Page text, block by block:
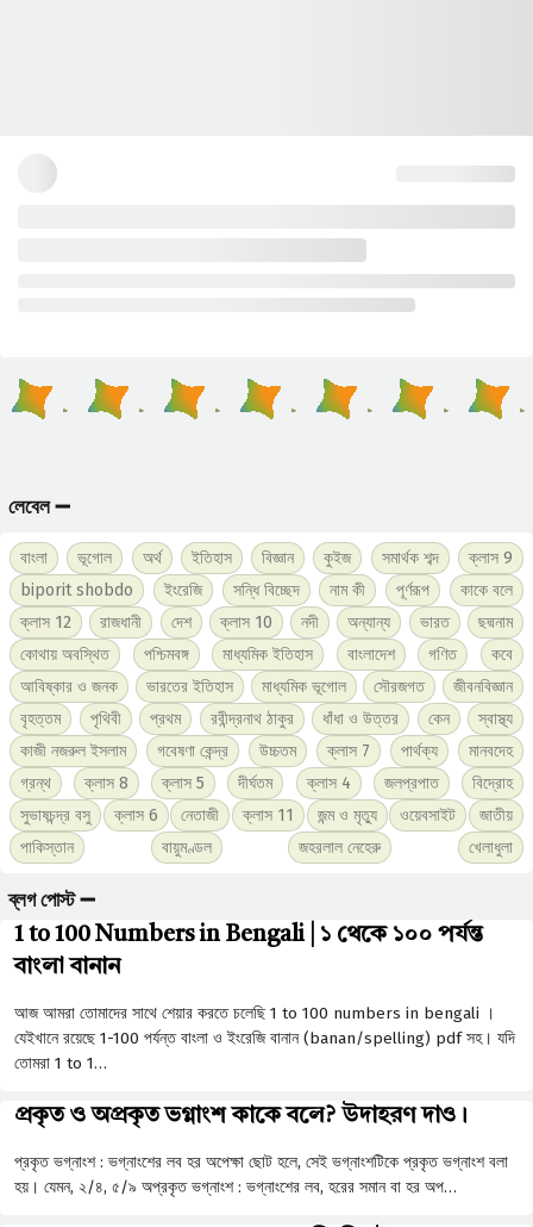
লেবেল ➖
বাংলা ভূগোল অর্থ ইতিহাস বিজ্ঞান কুইজ সমার্থক শব্দ
ক্লাস 9
biporit shobdo
ইংরেজি সন্ধি বিচ্ছেদ নাম কী পূর্ণরূপ
কাকে বলে
ক্লাস 12
রাজধানী দেশ ক্লাস 10 নদী অন্যান্য ভারত
ছদ্মনাম
কোথায় অবস্থিত
পশ্চিমবঙ্গ মাধ্যমিক ইতিহাস বাংলাদেশ গণিত
কবে
আবিষ্কার ও জনক
ভারতের ইতিহাস মাধ্যমিক ভূগোল সৌরজগত
জীবনবিজ্ঞান
বৃহত্তম
পৃথিবী প্রথম রবীন্দ্রনাথ ঠাকুর ধাঁধা ও উত্তর কেন
স্বাস্থ্য
কাজী নজরুল ইসলাম
গবেষণা কেন্দ্র উচ্চতম ক্লাস 7 পার্থক্য
মানবদেহ
গ্রন্থ
ক্লাস 8 ক্লাস 5 দীর্ঘতম ক্লাস 4 জলপ্রপাত
বিদ্রোহ
সুভাষচন্দ্র বসু
ক্লাস 6 নেতাজী ক্লাস 11 জন্ম ও মৃত্যু ওয়েবসাইট
জাতীয়
পাকিস্তান
বায়ুমণ্ডল জহরলাল নেহেরু খেলাধুলা
ব্লগ পোস্ট ➖
1 to 100 Numbers in Bengali | ১ থেকে ১০০ পর্যন্ত
বাংলা বানান
আজ আমরা তোমাদের সাথে শেয়ার করতে চলেছি 1 to 100 numbers in bengali ।
যেইখানে রয়েছে 1-100 পর্যন্ত বাংলা ও ইংরেজি বানান (banan/spelling) pdf সহ। যদি
তোমরা 1 to 1…
প্রকৃত ও অপ্রকৃত ভগ্নাংশ কাকে বলে? উদাহরণ দাও।
প্রকৃত ভগ্নাংশ : ভগ্নাংশের লব হর অপেক্ষা ছােট হলে, সেই ভগ্নাংশটিকে প্রকৃত ভগ্নাংশ বলা
হয়। যেমন, ২/৪, ৫/৯ অপ্রকৃত ভগ্নাংশ : ভগ্নাংশের লব, হরের সমান বা হর অপ…